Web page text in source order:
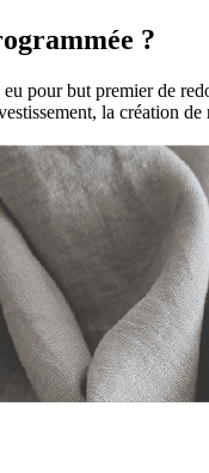
?
eu pour but premier de
la création